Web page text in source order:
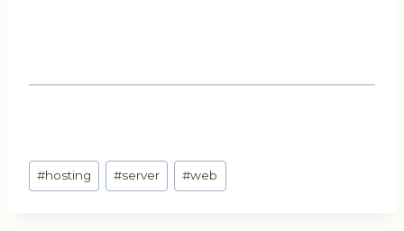
Etiquetas
de
#hosting #server #web